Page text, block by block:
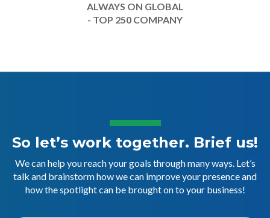
ALWAYS ON GLOBAL
- TOP 250 COMPANY
So let’s work together. Brief us!
We can help you reach your goals through many ways. Let’s
talk and brainstorm how we can improve your presence and
how the spotlight can be brought on to your business!